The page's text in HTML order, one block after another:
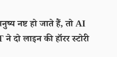
नष्ट हो जाते हैं, तो AI
लाइन की हॉरर स्टोरी